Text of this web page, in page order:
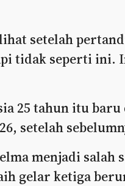
setelah
tidak seperti ini.
25 tahun itu
setelah
menjadi salah
gelar ketiga